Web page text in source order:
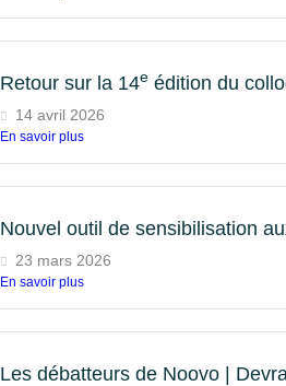
Retour sur la 14eédition du
14 avril 2026
En savoir plus
Nouvel outil de sensibilisation
23 mars 2026
En savoir plus
Les débatteurs de Noovo |